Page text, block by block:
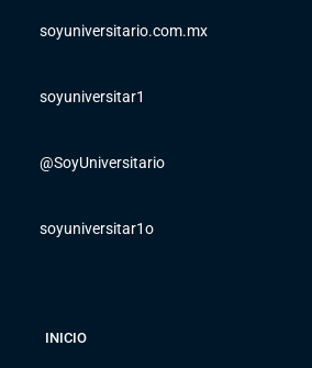
soyuniversitario.com.mx
soyuniversitar1
@SoyUniversitario
soyuniversitar1o
INICIO